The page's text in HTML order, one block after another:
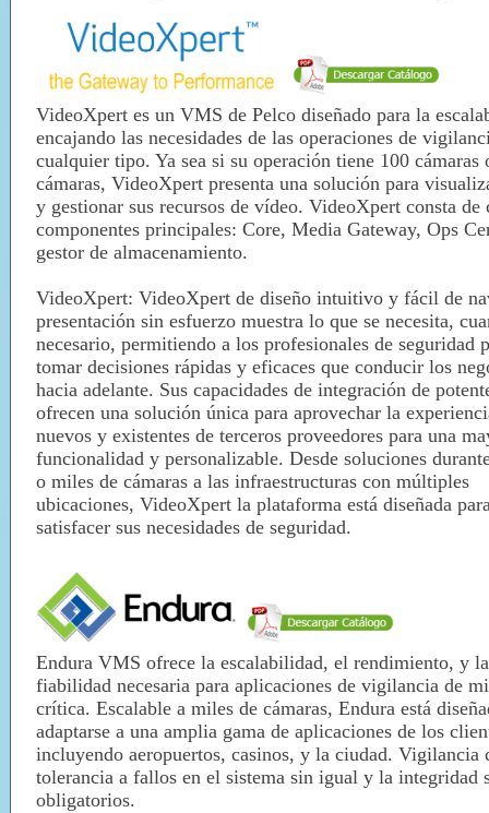
VideoXpert es un VMS de Pelco diseñado para la
encajando las necesidades de las operaciones de
cualquier tipo. Ya sea si su operación tiene 100 cámaras
cámaras, VideoXpert presenta una solución para
y gestionar sus recursos de vídeo. VideoXpert consta de
componentes principales: Core, Media Gateway, Ops
gestor de almacenamiento.
VideoXpert: VideoXpert de diseño intuitivo y fácil de
presentación sin esfuerzo muestra lo que se necesita,
necesario, permitiendo a los profesionales de seguridad
tomar decisiones rápidas y eficaces que conducir los
hacia adelante. Sus capacidades de integración de
ofrecen una solución única para aprovechar la
nuevos y existentes de terceros proveedores para una
funcionalidad y personalizable. Desde soluciones
o miles de cámaras a las infraestructuras con múltiples
ubicaciones, VideoXpert la plataforma está diseñada
satisfacer sus necesidades de seguridad.
Endura VMS ofrece la escalabilidad, el rendimiento, y la
fiabilidad necesaria para aplicaciones de vigilancia de
crítica. Escalable a miles de cámaras, Endura está
adaptarse a una amplia gama de aplicaciones de los
incluyendo aeropuertos, casinos, y la ciudad. Vigilancia
tolerancia a fallos en el sistema sin igual y la integridad
obligatorios.